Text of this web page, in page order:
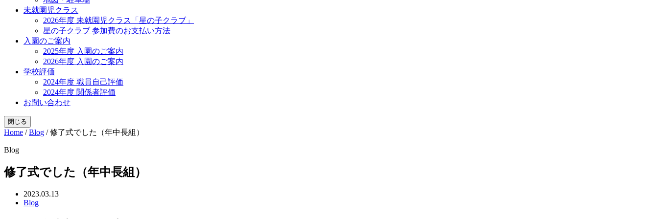
未就園児クラス
2026年度 未就園児クラス「星の子クラブ」
星の子クラブ 参加費のお支払い方法
入園のご案内
2025年度 入園のご案内
2026年度 入園のご案内
学校評価
2024年度 職員自己評価
2024年度 関係者評価
お問い合わせ
閉じる
Home /Blog /修了式でした（年中長組）
Blog
修了式でした（年中長組）
2023.03.13
Blog